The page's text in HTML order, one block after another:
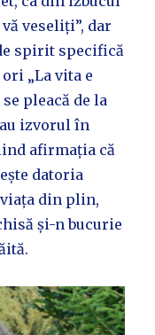
veseliți”, dar
spirit specifică
„La vita e
pleacă de la
izvorul în
afirmația că
datoria
viața din plin,
și-n bucurie